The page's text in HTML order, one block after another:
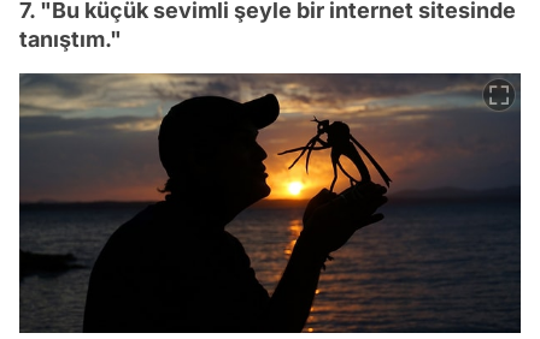
7. "Bu küçük sevimli şeyle bir internet sitesinde
tanıştım."